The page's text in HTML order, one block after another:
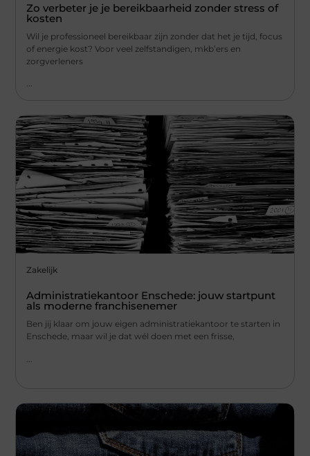
Zo verbeter je je bereikbaarheid zonder stress of
kosten
Wil je professioneel bereikbaar zijn zonder dat het je tijd, focus
of energie kost? Voor veel zelfstandigen, mkb’ers en
zorgverleners
...
Zakelijk
Administratiekantoor Enschede: jouw startpunt
als moderne franchisenemer
Ben jij klaar om jouw eigen administratiekantoor te starten in
Enschede, maar wil je dat wél doen met een frisse,